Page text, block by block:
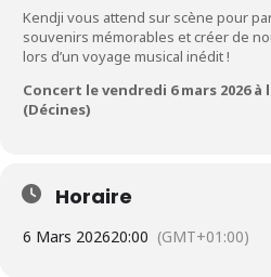
Kendji vous attend sur scène pour
souvenirs mémorables et créer de
lors d’un voyage musical inédit !
Concert le vendredi 6 mars 2026 à
(Décines)
Horaire
6 Mars 202620:00 (GMT+01:00)